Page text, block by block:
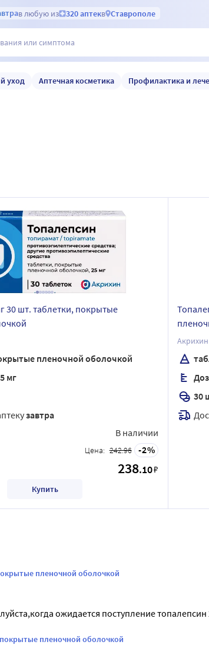
в любую из 320 аптекв Ставрополе
уход Аптечная косметика Профилактика и
30 шт. таблетки, покрытые
пленочной оболочкой
мг
завтра
В наличии
Цена: 242.96 2
238.10₽
Купить
30
пленочной оболочкой
ожидается поступление топалепсин
пленочной оболочкой